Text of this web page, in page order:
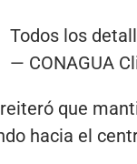
Todos los
— CONAGUA
que
hacia el